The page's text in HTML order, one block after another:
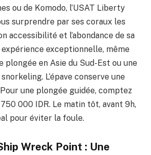
ou de Komodo, l’USAT Liberty
surprendre par ses coraux les
accessibilité et l’abondance de sa
exceptionnelle, même
plongée en Asie du Sud-Est ou une
L’épave conserve une
une plongée guidée, comptez
000 IDR. Le matin tôt, avant 9h,
pour éviter la foule.
Wreck Point : Une